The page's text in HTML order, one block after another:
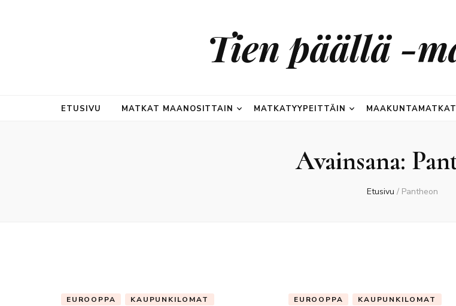
Tien päällä -
ETUSIVU MATKAT MAANOSITTAIN MATKATYYPEITTÄIN MAAKUNTAMATKAT
Avainsana:
Etusivu / Pantheon
EUROOPPA KAUPUNKILOMAT EUROOPPA
KAUPUNKILOMAT